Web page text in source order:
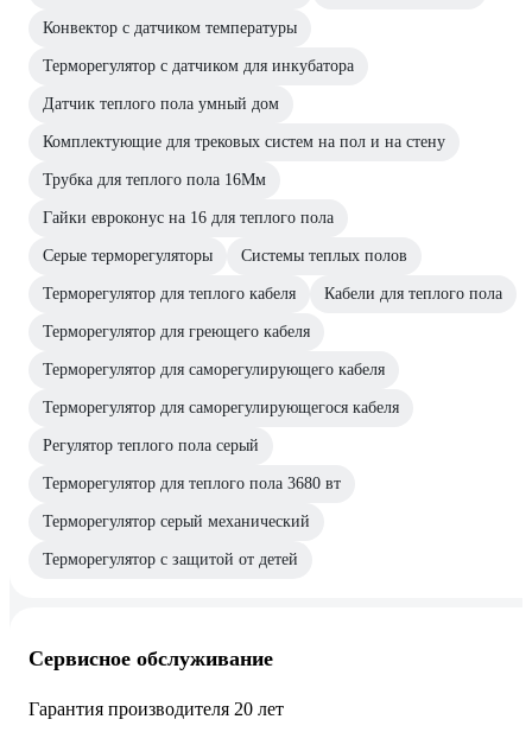
Конвектор с датчиком температуры
Терморегулятор с датчиком для инкубатора
Датчик теплого пола умный дом
Комплектующие для трековых систем на пол и на стену
Трубка для теплого пола 16Мм
Гайки евроконус на 16 для теплого пола
Серые терморегуляторы Системы теплых полов
Терморегулятор для теплого кабеля Кабели для теплого пола
Терморегулятор для греющего кабеля
Терморегулятор для саморегулирующего кабеля
Терморегулятор для саморегулирующегося кабеля
Регулятор теплого пола серый
Терморегулятор для теплого пола 3680 вт
Терморегулятор серый механический
Терморегулятор с защитой от детей
Сервисное обслуживание
Гарантия производителя 20 лет